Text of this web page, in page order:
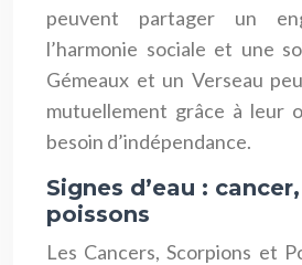
peuvent partager un
l’harmonie sociale et une
Gémeaux et un Verseau
mutuellement grâce à leur
besoin d’indépendance.
Signes d’eau :
poissons
Les Cancers, Scorpions et